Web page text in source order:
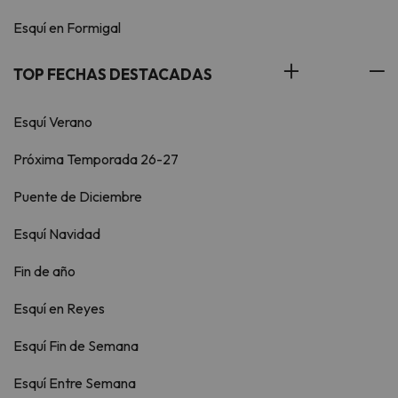
Esquí en Formigal
TOP FECHAS DESTACADAS
Esquí Verano
Próxima Temporada 26-27
Puente de Diciembre
Esquí Navidad
Fin de año
Esquí en Reyes
Esquí Fin de Semana
Esquí Entre Semana